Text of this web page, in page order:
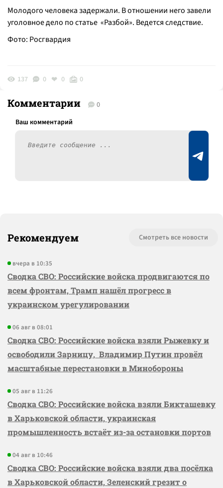
Молодого человека задержали. В отношении него завели
уголовное дело по статье «Разбой». Ведется следствие.
Фото: Росгвардия
137 0 0 0
Комментарии 0
Рекомендуем Смотреть все новости
вчера в 10:35
Сводка СВО: Российские войска продвигаются по
всем фронтам, Трамп нашёл прогресс в
украинском урегулировании
06 авг в 08:01
Сводка СВО: Российские войска взяли Рыжевку и
освободили Зарницу, Владимир Путин провёл
масштабные перестановки в Минобороны
05 авг в 11:26
Сводка СВО: Российские войска взяли Бикташевку
в Харьковской области, украинская
промышленность встаёт из-за остановки портов
04 авг в 10:46
Сводка СВО: Российские войска взяли два посёлка
в Харьковской области, Зеленский грезит о